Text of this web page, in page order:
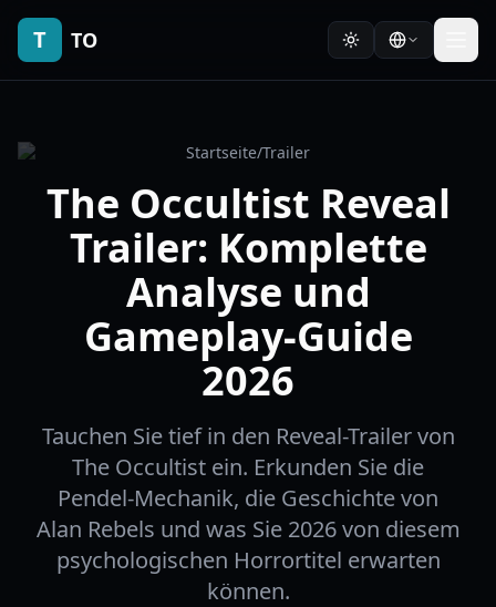
T TO
Startseite/Trailer
The Occultist Reveal
Trailer: Komplette
Analyse und
Gameplay-Guide
2026
Tauchen Sie tief in den Reveal-Trailer von
The Occultist ein. Erkunden Sie die
Pendel-Mechanik, die Geschichte von
Alan Rebels und was Sie 2026 von diesem
psychologischen Horrortitel erwarten
können.